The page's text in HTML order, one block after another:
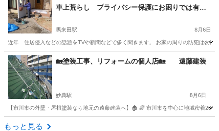
下総中山駅 その他 見積
車上荒らし プライバシー保護にお困りでは有り
馬来田駅 8月6日
近年 住居侵入などの話題をTVや新聞などで多く聞きます。 お家の周りの防犯は勿
千葉 木更津市 馬来田駅 その他
🏡塗装工事、リフォームの個人店🏡 遠藤建装
妙典駅 8月6日
【市川市の外壁・屋根塗装なら地元の遠藤建装へ】🏠 🌈 市川市を中心に地域密着20
千葉 市川市
もっと見る